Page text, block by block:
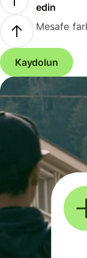
edin
Mesafe
Kaydolun